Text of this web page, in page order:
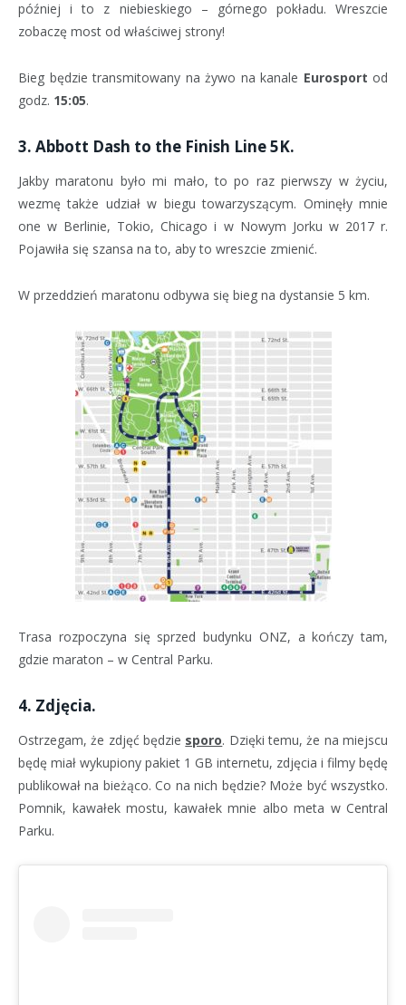
później i to z niebieskiego – górnego pokładu. Wreszcie
zobaczę most od właściwej strony!
Bieg będzie transmitowany na żywo na kanale Eurosport od
godz. 15:05.
3. Abbott Dash to the Finish Line 5K.
Jakby maratonu było mi mało, to po raz pierwszy w życiu,
wezmę także udział w biegu towarzyszącym. Ominęły mnie
one w Berlinie, Tokio, Chicago i w Nowym Jorku w 2017 r.
Pojawiła się szansa na to, aby to wreszcie zmienić.
W przeddzień maratonu odbywa się bieg na dystansie 5 km.
Trasa rozpoczyna się sprzed budynku ONZ, a kończy tam,
gdzie maraton – w Central Parku.
4. Zdjęcia.
Ostrzegam, że zdjęć będzie sporo. Dzięki temu, że na miejscu
będę miał wykupiony pakiet 1 GB internetu, zdjęcia i filmy będę
publikował na bieżąco. Co na nich będzie? Może być wszystko.
Pomnik, kawałek mostu, kawałek mnie albo meta w Central
Parku.